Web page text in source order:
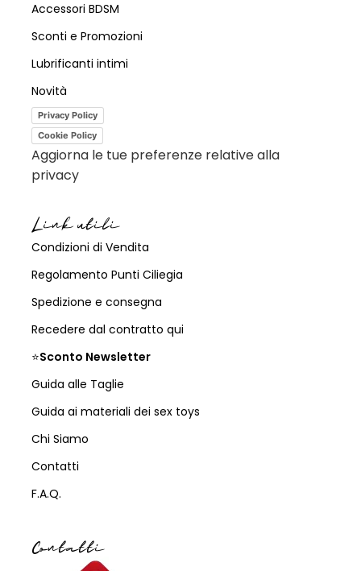
Accessori BDSM
Sconti e Promozioni
Lubrificanti intimi
Novità
Privacy Policy
Cookie Policy
Aggiorna le tue preferenze relative alla
privacy
Link utili
Condizioni di Vendita
Regolamento Punti Ciliegia
Spedizione e consegna
Recedere dal contratto qui
⭐Sconto Newsletter
Guida alle Taglie
Guida ai materiali dei sex toys
Chi Siamo
Contatti
F.A.Q.
Contatti